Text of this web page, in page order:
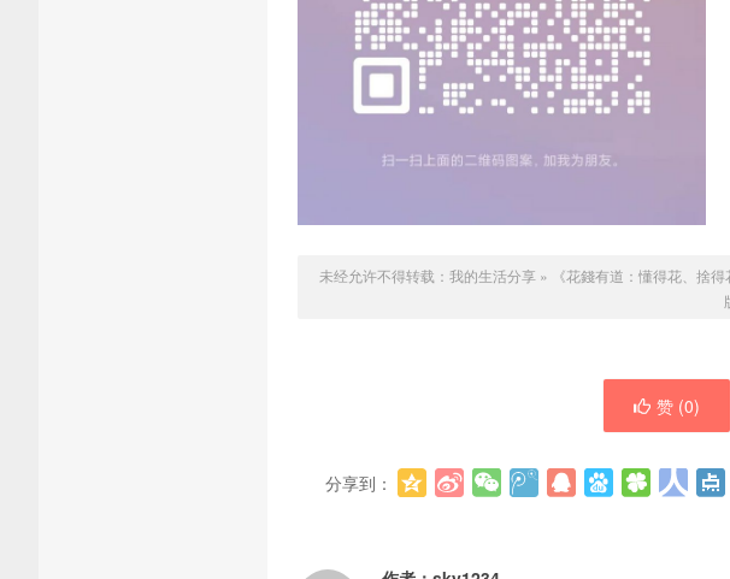
未经允许不得转载： 我的生活分享 »
《花錢有道：懂得花、捨
赞 (0)
分享到：